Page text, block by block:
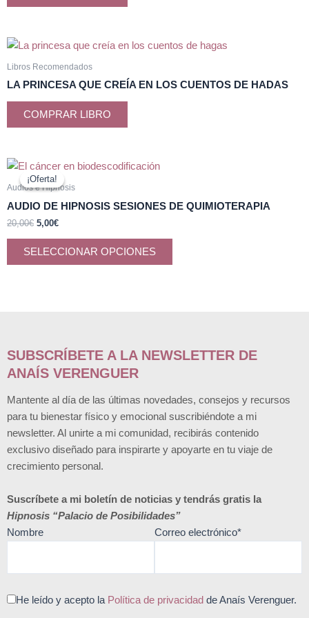
Libros Recomendados
LA PRINCESA QUE CREÍA EN LOS CUENTOS DE HADAS
COMPRAR LIBRO
¡Oferta!
¡Oferta!
Audios e Hipnosis
AUDIO DE HIPNOSIS SESIONES DE QUIMIOTERAPIA
20,00€
El
precio
original
20,00€.
5,00€
El
actual
5,00€.
SELECCIONAR OPCIONES
múltiples
opciones
producto
SUBSCRÍBETE A LA NEWSLETTER DE
ANAÍS VERENGUER
Mantente al día de las últimas novedades, consejos y recursos
para tu bienestar físico y emocional suscribiéndote a mi
newsletter. Al unirte a mi comunidad, recibirás contenido
exclusivo diseñado para inspirarte y apoyarte en tu viaje de
crecimiento personal.
Suscríbete a mi boletín de noticias y tendrás gratis la
Hipnosis “Palacio de Posibilidades”
Nombre
Correo electrónico*
He leído y acepto la Política de privacidad de Anaís Verenguer.